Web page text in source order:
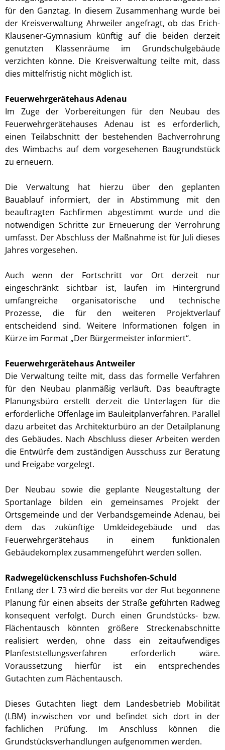
für den Ganztag. In diesem Zusammenhang wurde bei
der Kreisverwaltung Ahrweiler angefragt, ob das Erich-
Klausener-Gymnasium künftig auf die beiden derzeit
genutzten Klassenräume im Grundschulgebäude
verzichten könne. Die Kreisverwaltung teilte mit, dass
dies mittelfristig nicht möglich ist.
Feuerwehrgerätehaus Adenau
Im Zuge der Vorbereitungen für den Neubau des
Feuerwehrgerätehauses Adenau ist es erforderlich,
einen Teilabschnitt der bestehenden Bachverrohrung
des Wimbachs auf dem vorgesehenen Baugrundstück
zu erneuern.
Die Verwaltung hat hierzu über den geplanten
Bauablauf informiert, der in Abstimmung mit den
beauftragten Fachfirmen abgestimmt wurde und die
notwendigen Schritte zur Erneuerung der Verrohrung
umfasst. Der Abschluss der Maßnahme ist für Juli dieses
Jahres vorgesehen.
Auch wenn der Fortschritt vor Ort derzeit nur
eingeschränkt sichtbar ist, laufen im Hintergrund
umfangreiche organisatorische und technische
Prozesse, die für den weiteren Projektverlauf
entscheidend sind. Weitere Informationen folgen in
Kürze im Format „Der Bürgermeister informiert“.
Feuerwehrgerätehaus Antweiler
Die Verwaltung teilte mit, dass das formelle Verfahren
für den Neubau planmäßig verläuft. Das beauftragte
Planungsbüro erstellt derzeit die Unterlagen für die
erforderliche Offenlage im Bauleitplanverfahren. Parallel
dazu arbeitet das Architekturbüro an der Detailplanung
des Gebäudes. Nach Abschluss dieser Arbeiten werden
die Entwürfe dem zuständigen Ausschuss zur Beratung
und Freigabe vorgelegt.
Der Neubau sowie die geplante Neugestaltung der
Sportanlage bilden ein gemeinsames Projekt der
Ortsgemeinde und der Verbandsgemeinde Adenau, bei
dem das zukünftige Umkleidegebäude und das
Feuerwehrgerätehaus in einem funktionalen
Gebäudekomplex zusammengeführt werden sollen.
Radwegelückenschluss Fuchshofen-Schuld
Entlang der L 73 wird die bereits vor der Flut begonnene
Planung für einen abseits der Straße geführten Radweg
konsequent verfolgt. Durch einen Grundstücks- bzw.
Flächentausch könnten größere Streckenabschnitte
realisiert werden, ohne dass ein zeitaufwendiges
Planfeststellungsverfahren erforderlich wäre.
Voraussetzung hierfür ist ein entsprechendes
Gutachten zum Flächentausch.
Dieses Gutachten liegt dem Landesbetrieb Mobilität
(LBM) inzwischen vor und befindet sich dort in der
fachlichen Prüfung. Im Anschluss können die
Grundstücksverhandlungen aufgenommen werden.